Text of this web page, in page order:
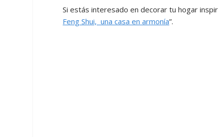
Si estás interesado en decorar tu hogar
Feng Shui, una casa en armonía”.